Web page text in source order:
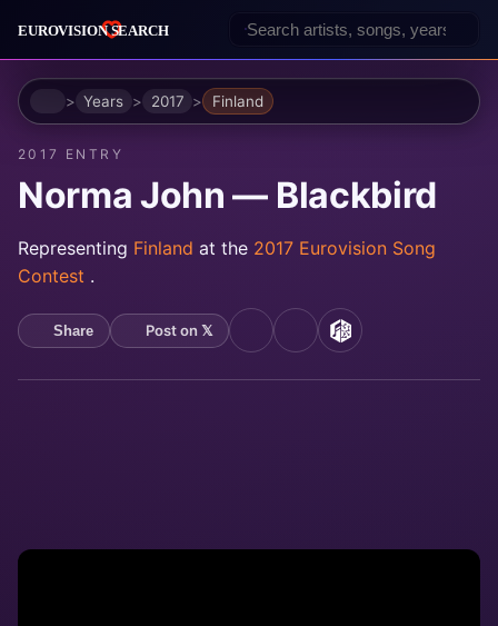
HomeYears 2017 Finland
2017 ENTRY
Norma John — Blackbird
Representing Finland at the 2017 Eurovision Song
Contest .
Share Post on 𝕏 YouTubeSpotifyMusicBrainz